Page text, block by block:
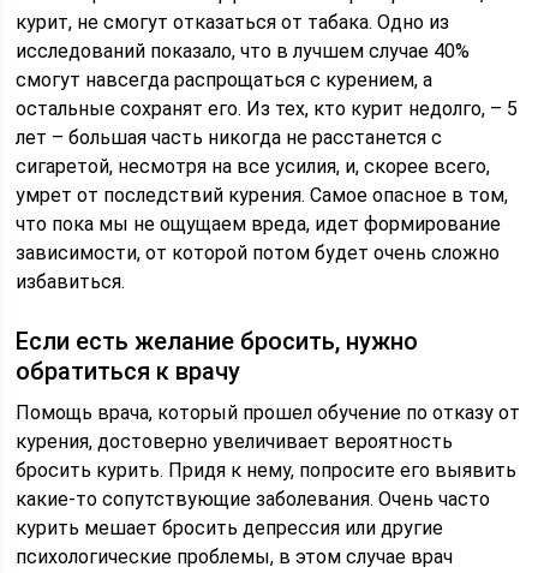
курит, не смогут отказаться от табака. Одно из
исследований показало, что в лучшем случае 40%
смогут навсегда распрощаться с курением, а
остальные сохранят его. Из тех, кто курит недолго, – 5
лет – большая часть никогда не расстанется с
сигаретой, несмотря на все усилия, и, скорее всего,
умрет от последствий курения. Самое опасное в том,
что пока мы не ощущаем вреда, идет формирование
зависимости, от которой потом будет очень сложно
избавиться.
Если есть желание бросить, нужно
обратиться к врачу
Помощь врача, который прошел обучение по отказу от
курения, достоверно увеличивает вероятность
бросить курить. Придя к нему, попросите его выявить
какие-то сопутствующие заболевания. Очень часто
курить мешает бросить депрессия или другие
психологические проблемы, в этом случае врач